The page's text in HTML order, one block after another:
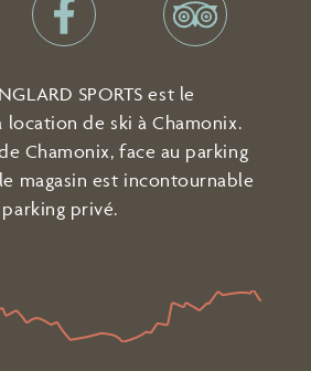
SPORTS est le
location de ski à Chamonix.
Chamonix, face au parking
magasin est incontournable
privé.